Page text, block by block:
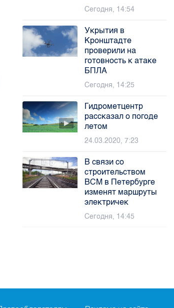
Сегодня, 14:54
Укрытия в
Кронштадте
проверили на
готовность к атаке
БПЛА
Сегодня, 14:25
Гидрометцентр
рассказал о погоде
летом
24.03.2020, 7:23
В связи со
строительством
ВСМ в Петербурге
изменят маршруты
электричек
Сегодня, 14:45